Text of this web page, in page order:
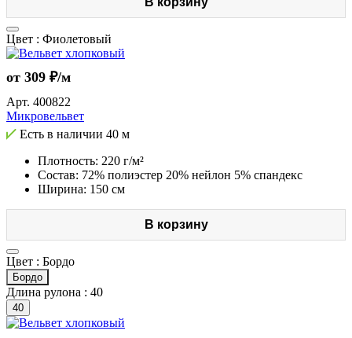
Цвет : Фиолетовый
от 309 ₽/м
Арт. 400822
Микровельвет
Есть в наличии 40 м
Плотность: 220 г/м²
Состав: 72% полиэстер 20% нейлон 5% спандекс
Ширина: 150 см
В корзину
Цвет : Бордо
Бордо
Длина рулона : 40
40